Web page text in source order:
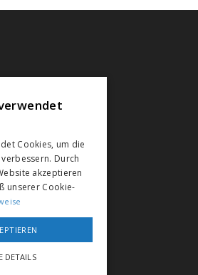
Cookies, um die
Durch
akzeptieren
unserer Cookie-
DETAILS